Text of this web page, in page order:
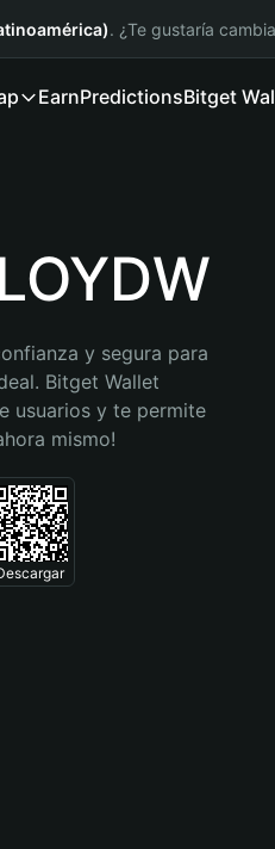
. ¿Te gustaría
EarnPredictionsBitget
y segura para
Bitget Wallet
usuarios y te permite
mismo!